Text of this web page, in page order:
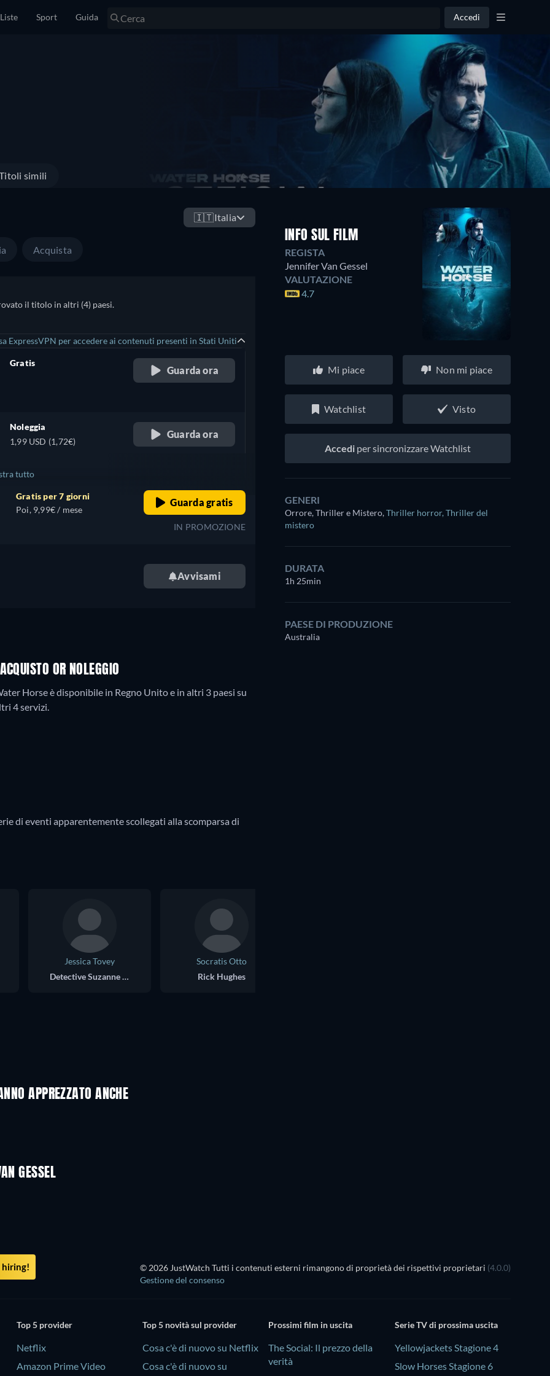
Liste Sport Guida Accedi
simili
🇮🇹Italia
Acquista
il titolo in altri (4) paesi.
ExpressVPN per accedere ai contenuti presenti in Stati Uniti
Gratis
Guarda ora
Noleggia
1,99 USD (1,72€)
Guarda ora
+ 1
tutto
Gratis per 7 giorni
Poi, 9,99€ / mese
Guarda gratis
IN PROMOZIONE
Avvisami
OR NOLEGGIO
Horse è disponibile in Regno Unito e in altri 3 paesi su
4 servizi.
di eventi apparentemente scollegati alla scomparsa di
INFO SUL FILM
REGISTA
Jennifer Van Gessel
VALUTAZIONE
4.7
Mi piace Non mi piace
Watchlist Visto
Accedi per sincronizzare Watchlist
GENERI
Orrore, Thriller e Mistero,Thriller horror, Thriller del
mistero
DURATA
1h 25min
PAESE DI PRODUZIONE
Australia
Jessica Tovey
Detective Suzanne Lee
Socratis Otto
Rick Hughes
APPREZZATO ANCHE
GESSEL
hiring! © 2026 JustWatch Tutti i contenuti esterni rimangono di proprietà dei rispettivi proprietari (4.0.0)
Gestione del consenso
Top 5 provider
Netflix
Amazon Prime Video
Top 5 novità sul provider
Cosa c'è di nuovo su Netflix
Cosa c'è di nuovo su
Prossimi film in uscita
The Social: Il prezzo della
verità
Serie TV di prossima uscita
Yellowjackets Stagione 4
Slow Horses Stagione 6